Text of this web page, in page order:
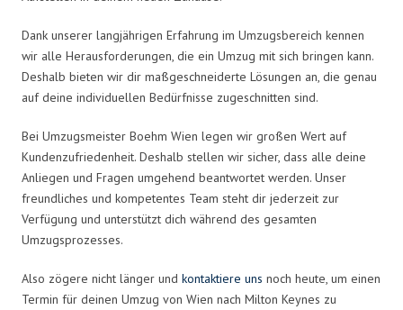
Dank unserer langjährigen Erfahrung im Umzugsbereich kennen
wir alle Herausforderungen, die ein Umzug mit sich bringen kann.
Deshalb bieten wir dir maßgeschneiderte Lösungen an, die genau
auf deine individuellen Bedürfnisse zugeschnitten sind.
Bei Umzugsmeister Boehm Wien legen wir großen Wert auf
Kundenzufriedenheit. Deshalb stellen wir sicher, dass alle deine
Anliegen und Fragen umgehend beantwortet werden. Unser
freundliches und kompetentes Team steht dir jederzeit zur
Verfügung und unterstützt dich während des gesamten
Umzugsprozesses.
Also zögere nicht länger und kontaktiere uns noch heute, um einen
Termin für deinen Umzug von Wien nach Milton Keynes zu